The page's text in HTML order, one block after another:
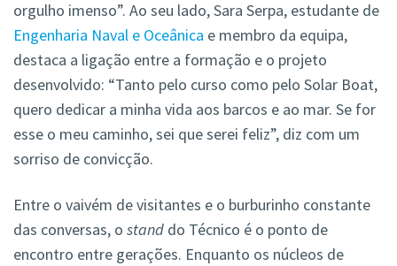
orgulho imenso”. Ao seu lado, Sara Serpa, estudante de
Engenharia Naval e Oceânica e membro da equipa,
destaca a ligação entre a formação e o projeto
desenvolvido: “Tanto pelo curso como pelo Solar Boat,
quero dedicar a minha vida aos barcos e ao mar. Se for
esse o meu caminho, sei que serei feliz”, diz com um
sorriso de convicção.
Entre o vaivém de visitantes e o burburinho constante
das conversas, o stand do Técnico é o ponto de
encontro entre gerações. Enquanto os núcleos de